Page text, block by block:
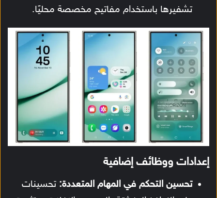
تشفيرها باستخدام مفاتيح مخصصة محليًا.
إعدادات ووظائف إضافية
تحسين التحكم في المهام المتعددة: تحسينات